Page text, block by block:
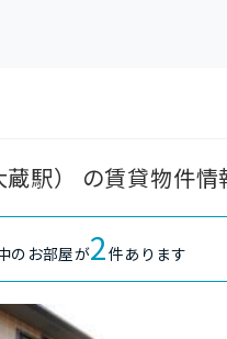
駅） の賃貸物件情
のお部屋が2件あります